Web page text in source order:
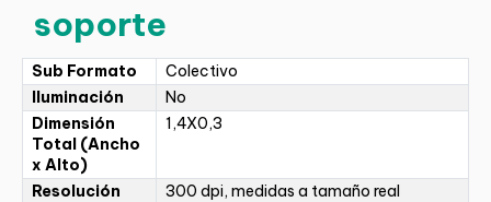
soporte
Sub Formato
Colectivo
Iluminación
No
Dimensión
Total (Ancho
x Alto)
1,4X0,3
Resolución
300 dpi, medidas a tamaño real